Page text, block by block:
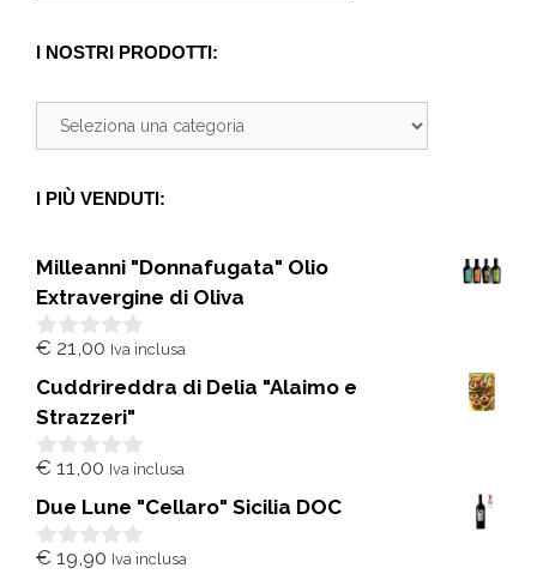
I NOSTRI PRODOTTI:
I PIÙ VENDUTI:
Milleanni "Donnafugata" Olio
Extravergine di Oliva
0
u
5
€ 21,00 Iva inclusa
Cuddrireddra di Delia "Alaimo e
Strazzeri"
0
u
5
€ 11,00 Iva inclusa
Due Lune "Cellaro" Sicilia DOC
0
€ 19,90 Iva inclusa